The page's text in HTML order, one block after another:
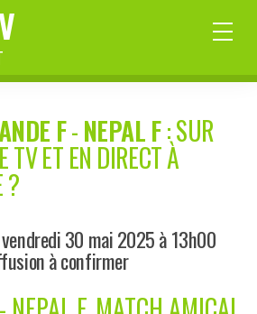
F-NEPAL F: SUR
TV ET EN DIRECT À
?
30 mai 2025 à 13h00
à confirmer